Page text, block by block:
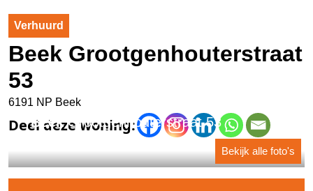
Verhuurd
Beek Grootgenhouterstraat
53
6191 NP Beek
BeekGrootgenhouterstraat 53
Bekijk alle foto's